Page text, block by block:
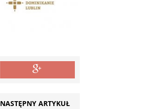
NASTĘPNY ARTYKUŁ